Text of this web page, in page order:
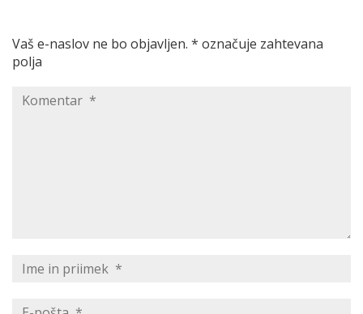
Vaš e-naslov ne bo objavljen. * označuje zahtevana
polja